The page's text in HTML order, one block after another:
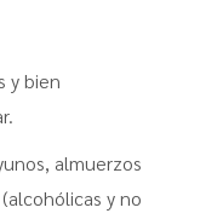
y bien
almuerzos
y no